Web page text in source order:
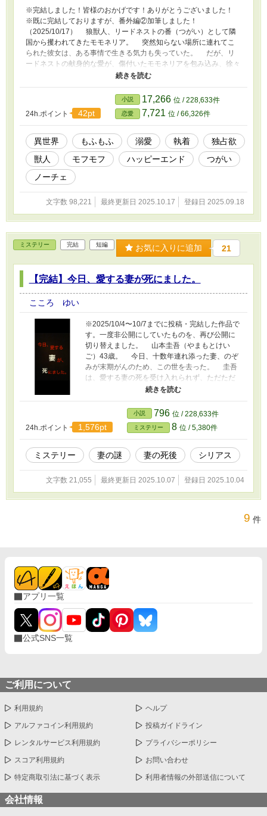
🌱医療行為として、チグハグな部分があるかも
しれません。ご了承頂けると幸いです。 ※作品
の無断転載、AI学習など一切を固くお断りいた
します。（Do not reupload / use my writing for
any purposes, including for AI）
※完結しました！皆様のおかげです！ありがとうございました！
※既に完結しておりますが、番外編②加筆しました！
（2025/10/17） 狼獣人、リードネストの番（つがい）として隣
国から攫われてきたモモネリア。 突然知らない場所に連れてこ
られた彼女は、ある事情で生きる気力も失っていた。 だが、リ
ードネストの献身的な愛が、傷付いたモモネリアを包み込み、徐々
に二人は心を通わせていく。 そんなとき、二人で訪れた旅先で
小さなドワーフ、ローネルに出会う。 共に行くことになったロ
ーネルだが、何か秘密があるようで？ 自分に向けられる、獣人
の深い愛情に翻弄される番を描いた、とろ甘溺愛ラブストーリー。
※作品の無断転載、AI学習など一切を固くお断りいたします。
（Do not reupload / use my writing for any purposes, including for
AI）
24h.ポイント 42pt
小説 17,266 位 / 228,633件
恋愛 7,721 位 / 66,326件
異世界 もふもふ 溺愛 執着
独占欲
獣人
モフモフ ハッピーエンド
つがい
ノーチェ
文字数 98,221 最終更新日 2025.10.17 登録日 2025.09.18
ミステリー 完結 短編 お気に入りに追加 21
【完結】今日、愛する妻が死にました。
こころ ゆい
※2025/10/4〜10/7までに投稿・完結した作品で
す。一度非公開にしていたものを、再び公開に
切り替えました。 山本圭吾（やまもとけい
ご）43歳。 今日、十数年連れ添った妻、のぞ
みが末期がんのため、この世を去った。 圭吾
は、愛する妻の死を受け入れられず、ただただ
悲しみに暮れていた。 そんな中、葬式の会場
で声をかけてきた女性。 その女性の手には、
一枚のハンカチが握られている。 それは、明
らかに妻のものではなく、妻の好みからもかけ
離れていた。 圭吾は訝しみながらも、そのハ
ンカチを受け取る。 これから何が始まるとも
知らないで。 圭吾は、死んだ妻をめぐる
『謎』に知らず知らず足を踏み入れていくーー
ー。 ※作品の無断転載、AI学習など一切を固く
お断りいたします。（Do not reupload / use my
24h.ポイント 1,576pt
小説 796 位 / 228,633件
ミステリー 8 位 / 5,380件
ミステリー 妻の謎 妻の死後 シリアス
文字数 21,055 最終更新日 2025.10.07 登録日 2025.10.04
9 件
アプリ一覧
公式SNS一覧
ご利用について
利用規約 ヘルプ
アルファコイン利用規約 投稿ガイドライン
レンタルサービス利用規約 プライバシーポリシー
スコア利用規約 お問い合わせ
特定商取引法に基づく表示 利用者情報の外部送信について
会社情報